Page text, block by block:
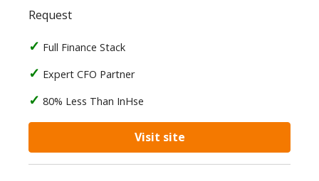
Request
Full Finance Stack
Expert CFO Partner
80% Less Than InHse
Visit site